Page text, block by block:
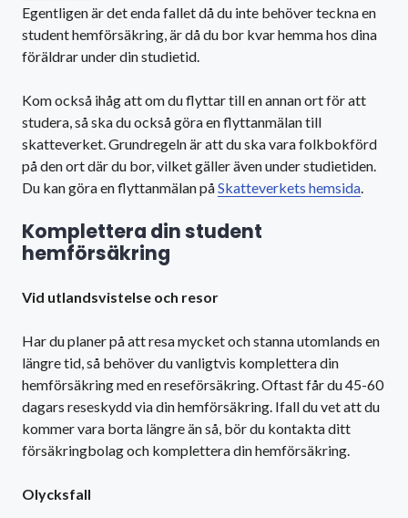
Egentligen är det enda fallet då du inte behöver teckna en
student hemförsäkring, är då du bor kvar hemma hos dina
föräldrar under din studietid.
Kom också ihåg att om du flyttar till en annan ort för att
studera, så ska du också göra en flyttanmälan till
skatteverket. Grundregeln är att du ska vara folkbokförd
på den ort där du bor, vilket gäller även under studietiden.
Du kan göra en flyttanmälan påSkatteverkets hemsida
Komplettera din student
hemförsäkring
Vid utlandsvistelse och resor
Har du planer på att resa mycket och stanna utomlands en
längre tid, så behöver du vanligtvis komplettera din
hemförsäkring med en reseförsäkring. Oftast får du 45-60
dagars reseskydd via din hemförsäkring. Ifall du vet att du
kommer vara borta längre än så, bör du kontakta ditt
försäkringbolag och komplettera din hemförsäkring.
Olycksfall